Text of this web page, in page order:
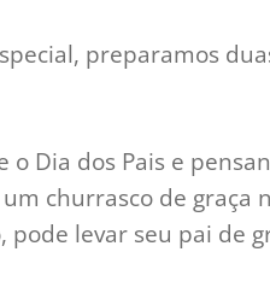
preparamos
o Dia dos Pais e
churrasco de graça
levar seu pai de